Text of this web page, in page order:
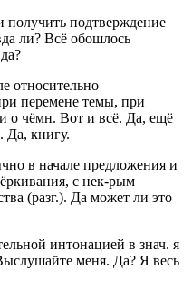
получить подтверждение
ли? Всё обошлось
относительно
перемене темы, при
о чёмн. Вот и всё. Да, ещё
Да, книгу.
в начале предложения и
с нек-рым
(разг.). Да может ли это
интонацией в знач. я
меня. Да? Я весь